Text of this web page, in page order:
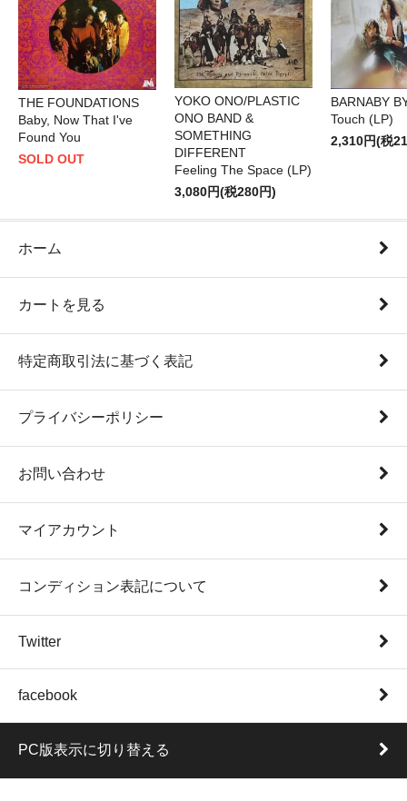
THE FOUNDATIONS
Baby, Now That I've
Found You
SOLD OUT
YOKO ONO/PLASTIC
ONO BAND &
SOMETHING
DIFFERENT
Feeling The Space (LP)
3,080円(税280円)
BARNABY
Touch (LP)
2,310円(税
ホーム
カートを見る
特定商取引法に基づく表記
プライバシーポリシー
お問い合わせ
マイアカウント
コンディション表記について
Twitter
facebook
PC版表示に切り替える